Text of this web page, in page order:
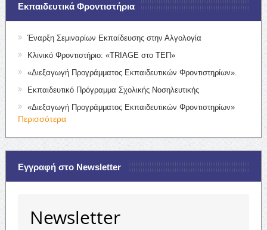
Εκπαιδευτικά Φροντιστήρια
Έναρξη Σεμιναρίων Εκπαίδευσης στην Αλγολογία
Κλινικό Φροντιστήριο: «TRIAGE στο ΤΕΠ»
«Διεξαγωγή Προγράμματος Εκπαιδευτικών Φροντιστηρίων».
Εκπαιδευτικό Πρόγραμμα Σχολικής Νοσηλευτικής
«Διεξαγωγή Προγράμματος Εκπαιδευτικών Φροντιστηρίων»
Περισσότερα
Εγγραφή στο Newsletter
Newsletter